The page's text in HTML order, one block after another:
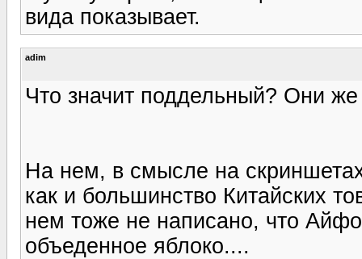
вида показывает.
adim
Что значит поддельный? Они
На нем, в смысле на
как и большинство Китайских
нем тоже не написано, что
объеденное яблоко....